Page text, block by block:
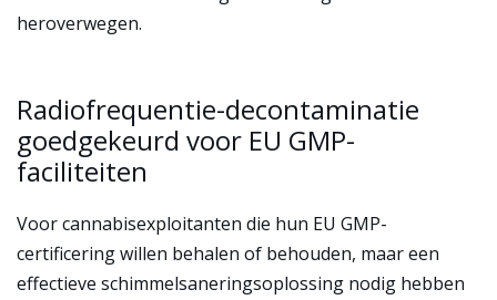
heroverwegen.
Radiofrequentie-decontaminatie
goedgekeurd voor EU GMP-
faciliteiten
Voor cannabisexploitanten die hun EU GMP-
certificering willen behalen of behouden, maar een
effectieve schimmelsaneringsoplossing nodig hebben